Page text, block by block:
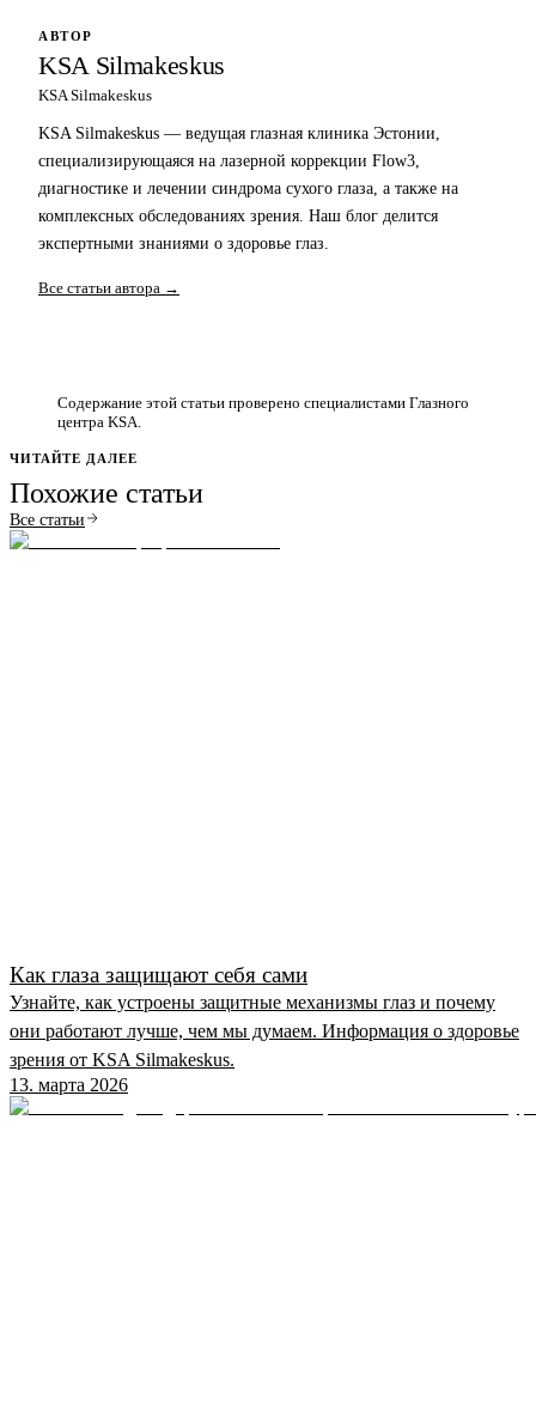
АВТОР
KSA Silmakeskus
KSA Silmakeskus
KSA Silmakeskus — ведущая глазная клиника Эстонии,
специализирующаяся на лазерной коррекции Flow3,
диагностике и лечении синдрома сухого глаза, а также на
комплексных обследованиях зрения. Наш блог делится
экспертными знаниями о здоровье глаз.
Все статьи автора →
Содержание этой статьи проверено специалистами Глазного
центра KSA.
ЧИТАЙТЕ ДАЛЕЕ
Похожие статьи
Все статьи
Как глаза защищают себя сами
Узнайте, как устроены защитные механизмы глаз и почему
они работают лучше, чем мы думаем. Информация о здоровье
зрения от KSA Silmakeskus.
13. марта 2026